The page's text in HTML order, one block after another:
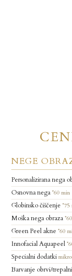
NEGE
Personalizirana nega
Osnovna nega *60 min
Globinsko čiščenje *75
Moška nega obraza
Green Peel akne *60
Innofacial Aquapeel
Specialni dodatki
Barvanje obrvi/